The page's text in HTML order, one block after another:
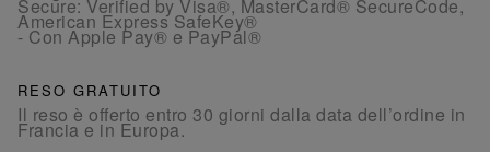
Secure: Verified by Visa®, MasterCard® SecureCode,
American Express SafeKey®
- Con Apple Pay® e PayPal®
RESO GRATUITO
Il reso è offerto entro 30 giorni dalla data dell’ordine in
Francia e in Europa.